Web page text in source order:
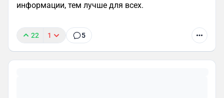
информации, тем лучше для всех.
22 1 5